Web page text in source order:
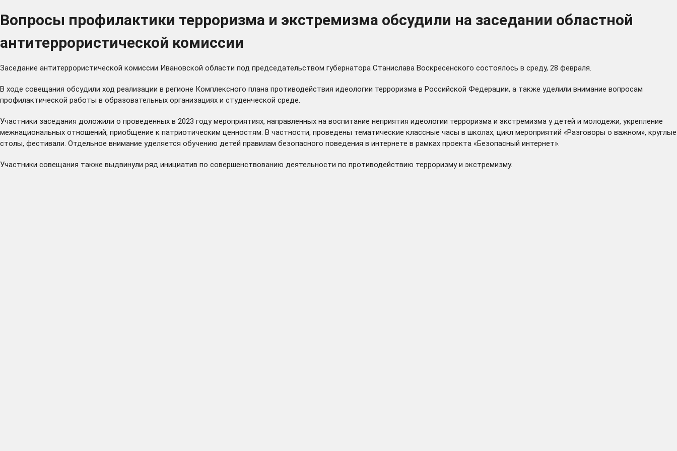
Вопросы профилактики терроризма и экстремизма обсудили на заседании областной
антитеррористической комиссии
Заседание антитеррористической комиссии Ивановской области под председательством губернатора Станислава Воскресенского состоялось в среду, 28 февраля.
В ходе совещания обсудили ход реализации в регионе Комплексного плана противодействия идеологии терроризма в Российской Федерации, а также уделили внимание вопросам
профилактической работы в образовательных организациях и студенческой среде.
Участники заседания доложили о проведенных в 2023 году мероприятиях, направленных на воспитание неприятия идеологии терроризма и экстремизма у детей и молодежи, укрепление
межнациональных отношений, приобщение к патриотическим ценностям. В частности, проведены тематические классные часы в школах, цикл мероприятий «Разговоры о важном», круглые
столы, фестивали. Отдельное внимание уделяется обучению детей правилам безопасного поведения в интернете в рамках проекта «Безопасный интернет».
Участники совещания также выдвинули ряд инициатив по совершенствованию деятельности по противодействию терроризму и экстремизму.